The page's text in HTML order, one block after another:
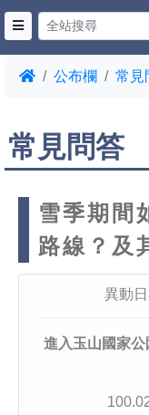
公布欄 常見
常見問答
雪季期間
路線？及
異動
進入玉山國家